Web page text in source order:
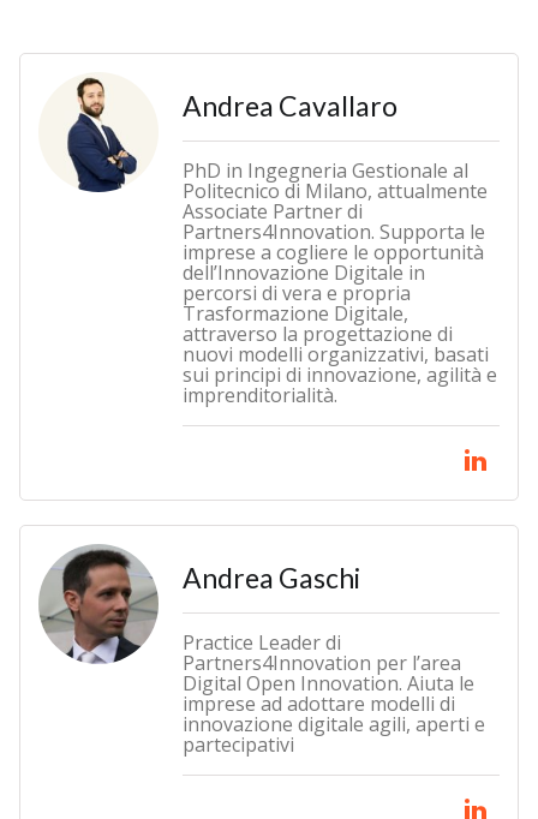
Andrea Cavallaro
PhD in Ingegneria Gestionale al
Politecnico di Milano, attualmente
Associate Partner di
Partners4Innovation. Supporta le
imprese a cogliere le opportunità
dell’Innovazione Digitale in
percorsi di vera e propria
Trasformazione Digitale,
attraverso la progettazione di
nuovi modelli organizzativi, basati
sui principi di innovazione, agilità e
imprenditorialità.
Andrea Gaschi
Practice Leader di
Partners4Innovation per l’area
Digital Open Innovation. Aiuta le
imprese ad adottare modelli di
innovazione digitale agili, aperti e
partecipativi